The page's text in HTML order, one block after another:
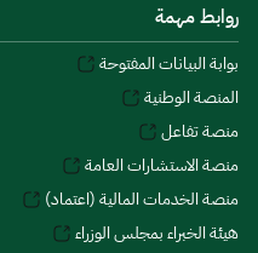
روابط مهمة
بوابة البيانات المفتوحة
المنصة الوطنية
منصة تفاعل
منصة الاستشارات العامة
منصة الخدمات المالية (اعتماد)
هيئة الخبراء بمجلس الوزراء